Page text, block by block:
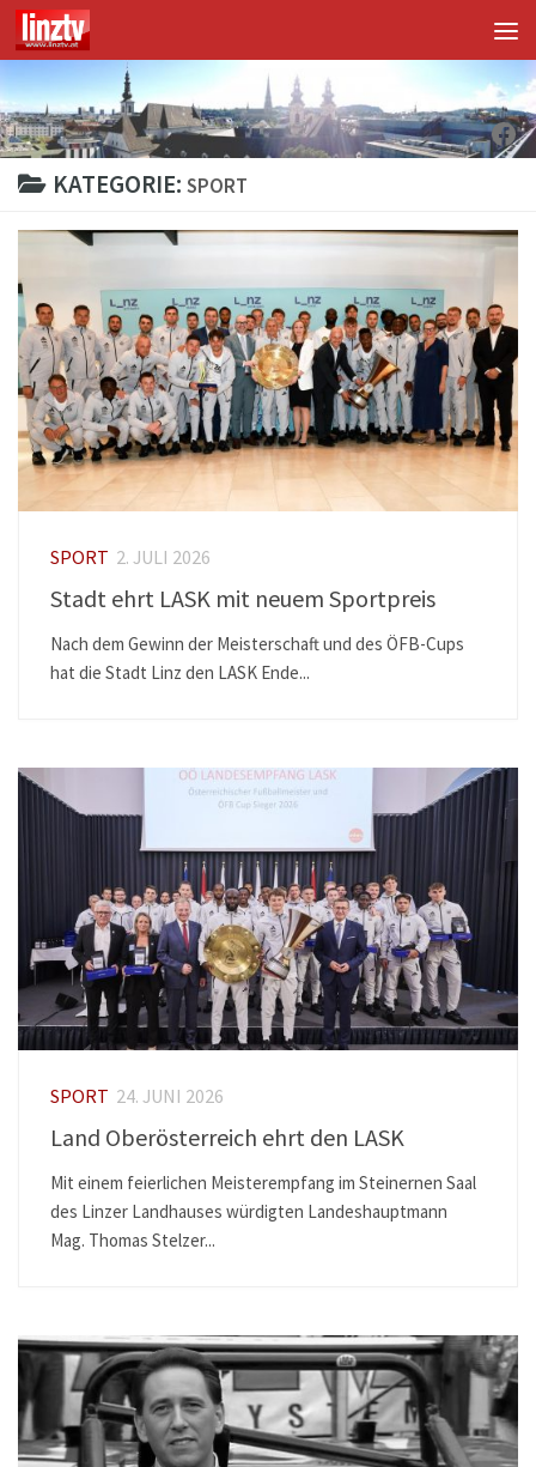
Unter dem Inhalt
KATEGORIE: SPORT
SPORT 2. JULI 2026
Stadt ehrt LASK mit neuem Sportpreis
Nach dem Gewinn der Meisterschaft und des ÖFB-Cups
hat die Stadt Linz den LASK Ende...
SPORT 24. JUNI 2026
Land Oberösterreich ehrt den LASK
Mit einem feierlichen Meisterempfang im Steinernen Saal
des Linzer Landhauses würdigten Landeshauptmann
Mag. Thomas Stelzer...